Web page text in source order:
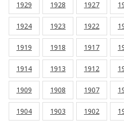
1929 1928 1927
1924 1923 1922
1919 1918 1917
1914 1913 1912
1909 1908 1907
1904 1903 1902